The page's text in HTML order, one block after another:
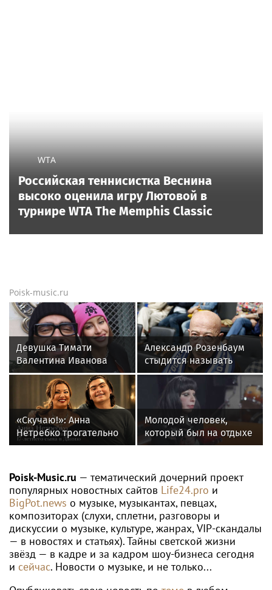
WTA
Российская теннисистка Веснина
высоко оценила игру Лютовой в
турнире WTA The Memphis Classic
Poisk-music.ru
Девушка Тимати
Валентина Иванова
снялась с годовалой
дочерью в парной
фотосессии
Александр Розенбаум
стыдится называть
себя звездой
«Скучаю!»: Анна
Нетребко трогательно
отреагировала на
в Данию
Молодой человек,
который был на отдыхе
с Агузаровой, опроверг
Poisk-Music.ru — тематический дочерний проект
популярных новостных сайтов Life24.pro и
BigPot.news о музыке, музыкантах, певцах,
композиторах (слухи, сплетни, разговоры и
дискуссии о музыке, культуре, жанрах, VIP-скандалы
— в новостях и статьях). Тайны светской жизни
звёзд — в кадре и за кадром шоу-бизнеса сегодня
и сейчас. Новости о музыке, и не только...